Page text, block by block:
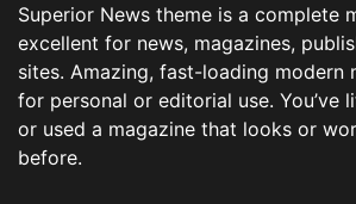
Superior News theme is a complete
excellent for news, magazines,
sites. Amazing, fast-loading modern
for personal or editorial use. You’ve
or used a magazine that looks or
before.